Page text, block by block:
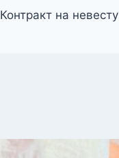
Контракт на невесту